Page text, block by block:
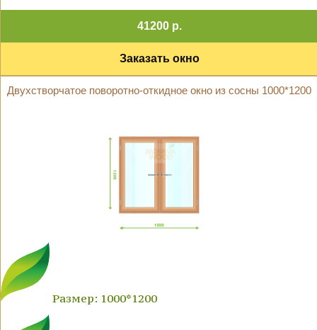
41200 р.
Заказать окно
Двухстворчатое поворотно-откидное окно из сосны 1000*1200
Размер: 1000*1200